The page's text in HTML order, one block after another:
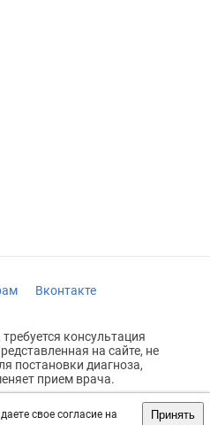
свое согласие на
Принять
Вконтакте
консультация
на сайте, не
постановки диагноза,
прием врача.